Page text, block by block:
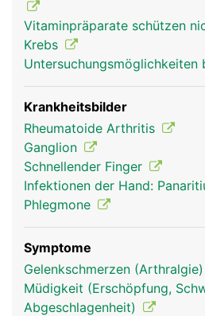
Hauptfunktionen der Finger
und Fühlen.
Vitaminpräparate schützen
Krebs
Untersuchungsmöglichkeiten
Krankheitsbilder
Rheumatoide Arthritis
Ganglion
Schnellender Finger
Infektionen der Hand:
Phlegmone
Symptome
Gelenkschmerzen (Arthralgie)
Müdigkeit (Erschöpfung,
Abgeschlagenheit)